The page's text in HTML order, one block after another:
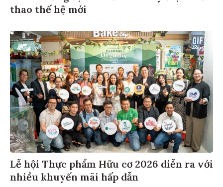
thao thế hệ mới
Lễ hội Thực phẩm Hữu cơ 2026 diễn ra với
nhiều khuyến mãi hấp dẫn